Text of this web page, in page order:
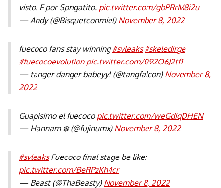
visto. F por Sprigatito. pic.twitter.com/gbPRrM8i2u
— Andy (@Bisquetconmiel) November 8, 2022
fuecoco fans stay winning#svleaks #skeledirge
#fuecocoevolution pic.twitter.com/092O6J2tf1
— tanger danger babeyy! (@tangfalcon) November 8,
2022
Guapisimo el fuecoco pic.twitter.com/weGdIqDHEN
— Hannam ❄️ (@fujinumx) November 8, 2022
#svleaksFuecoco final stage be like:
pic.twitter.com/BeRPzKh4cr
— Beast (@ThaBeasty) November 8, 2022